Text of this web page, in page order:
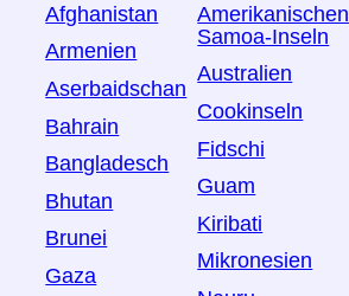
Afghanistan
Armenien
Aserbaidschan
Bahrain
Bangladesch
Bhutan
Brunei
Gaza
Amerikanischen
Samoa-Inseln
Australien
Cookinseln
Fidschi
Guam
Kiribati
Mikronesien